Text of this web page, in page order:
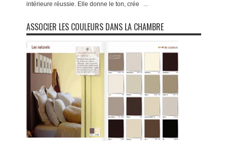
intérieure réussie. Elle donne le ton, crée
...
ASSOCIER LES COULEURS DANS LA CHAMBRE